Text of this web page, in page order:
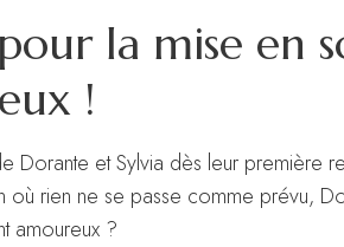
la mise en
!
et Sylvia dès leur première
rien ne se passe comme prévu,
amoureux ?